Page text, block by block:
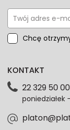
Chcę
przeze
dotyczące
każdym
zgodność z
KONTAKT
22 329 50 00
poniedziałek